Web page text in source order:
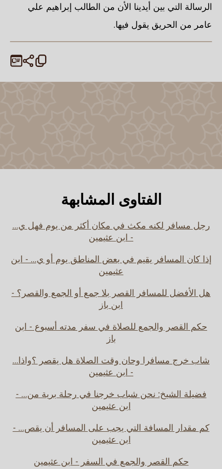
الرسالة التي بين أيدينا الأن من الطالب إبراهيم علي
عامر من الحريق يقول فيها.
الفتاوى المشابهة
رجل مسافر لكنه مكث في مكان أكثر من يوم فهل ي...
- ابن عثيمين
إذا كان المسافر يقيم في بعض المناطق يوم أو ي... - ابن
عثيمين
هل الأفضل للمسافر القصر بلا جمع أو الجمع والقصر؟ -
ابن باز
حكم القصر والجمع للصلاة في سفر مدته أسبوع - ابن
باز
شاب خرج مسافرا وحان وقت الصلاة هل يقصر ؟واذا...
- ابن عثيمين
فضيلة الشيخ: نحن شباب خرجنا في رحلة برية من... -
ابن عثيمين
كم مقدار المسافة التي يجب على المسافر أن يقص... -
ابن عثيمين
حكم القصر والجمع في السفر - ابن عثيمين